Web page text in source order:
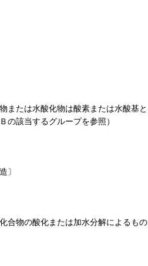
または水酸化物は酸素または水酸基と
の該当するグループを参照）
〕
合物の酸化または加水分解によるもの